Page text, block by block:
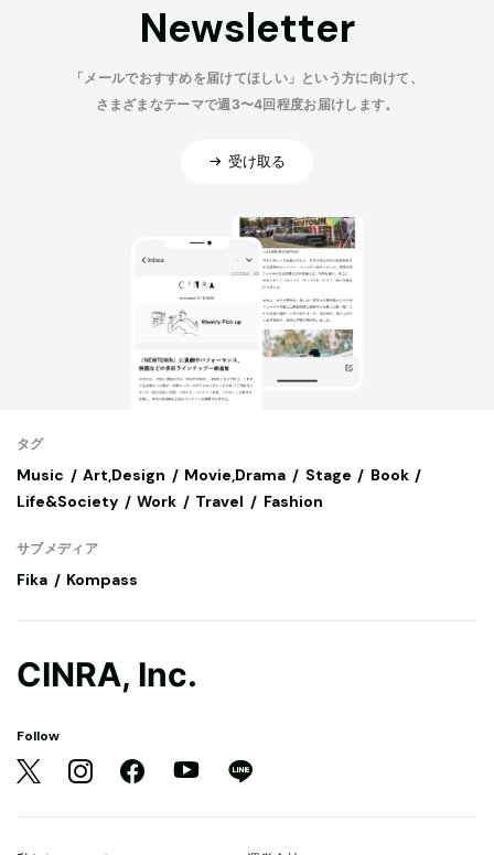
Newsletter
「メールでおすすめを届けてほしい」という方に向けて、
さまざまなテーマで週3〜4回程度お届けします。
受け取る
タグ
Music Art,Design Movie,Drama Stage
Book
Life&Society
Work Travel Fashion
サブメディア
Fika Kompass
CINRA, Inc.
Follow